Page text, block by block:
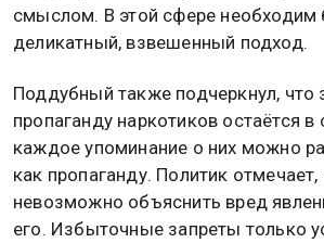
смыслом. В этой сфере необходим
деликатный, взвешенный подход.
Поддубный также подчеркнул, что
пропаганду наркотиков остаётся в
каждое упоминание о них можно
как пропаганду. Политик отмечает,
невозможно объяснить вред
его. Избыточные запреты только